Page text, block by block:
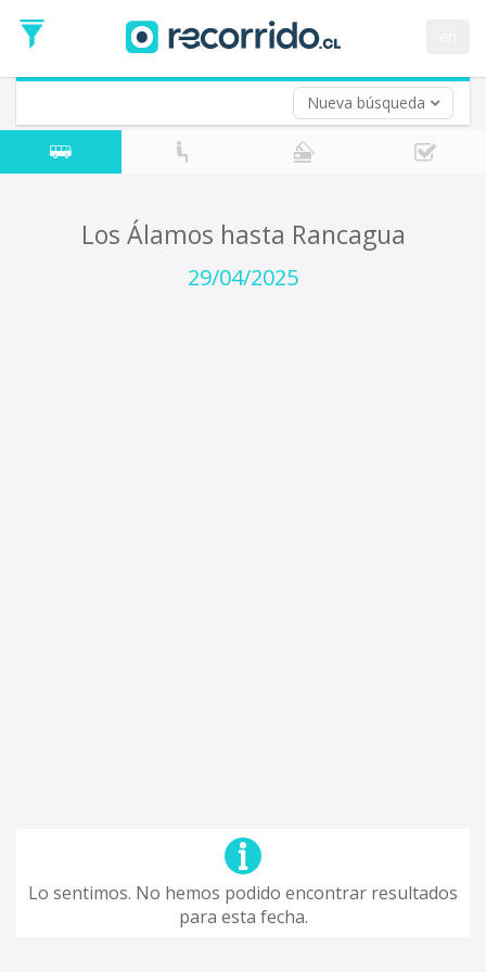
Nueva búsqueda
de
Ida
Vuelta (opcional)
Fecha
de
Los Álamos hasta Rancagua
29/04/2025
Lo sentimos. No hemos podido encontrar resultados
para esta fecha.